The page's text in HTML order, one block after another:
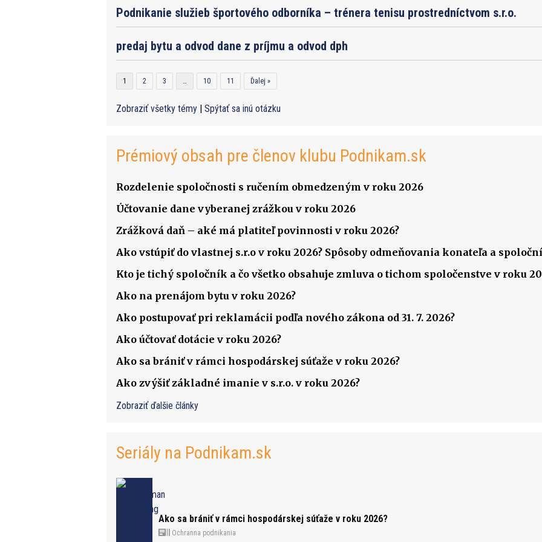
Podnikanie služieb športového odborníka – trénera tenisu prostredníctvom s.r.o.
predaj bytu a odvod dane z príjmu a odvod dph
1 2 3 … 10 11 Ďalej »
Zobraziť všetky témy Spýtať sa inú otázku
Prémiový obsah pre členov klubu Podnikam.sk
Rozdelenie spoločnosti s ručením obmedzeným v roku 2026
Účtovanie dane vyberanej zrážkou v roku 2026
Zrážková daň – aké má platiteľ povinnosti v roku 2026?
Ako vstúpiť do vlastnej s.r.o v roku 2026? Spôsoby odmeňovania konateľa a
Kto je tichý spoločník a čo všetko obsahuje zmluva o tichom spoločenstve v roku
Ako na prenájom bytu v roku 2026?
Ako postupovať pri reklamácii podľa nového zákona od 31. 7. 2026?
Ako účtovať dotácie v roku 2026?
Ako sa brániť v rámci hospodárskej súťaže v roku 2026?
Ako zvýšiť základné imanie v s.r.o. v roku 2026?
Zobraziť ďalšie články
Seriály na Podnikam.sk
Ako sa brániť v rámci hospodárskej súťaže v roku 2026?
Ochranna podnikania